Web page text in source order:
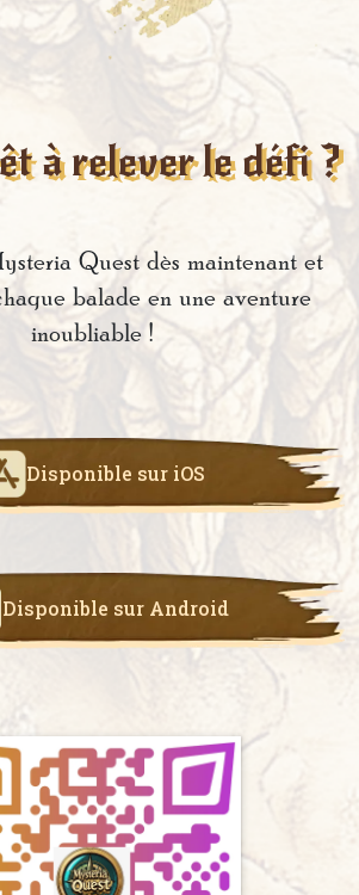
à relever le défi ?
Quest dès maintenant et
balade en une aventure
inoubliable !
Disponible sur iOS
Disponible sur Android